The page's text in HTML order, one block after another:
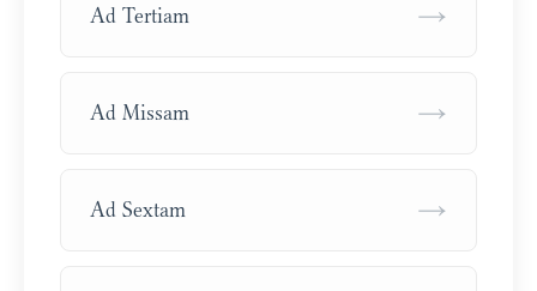
Ad Tertiam →
Ad Missam →
Ad Sextam →